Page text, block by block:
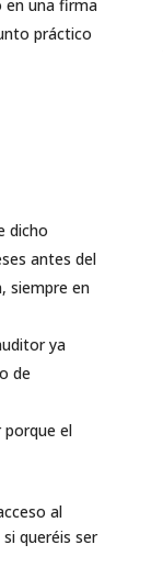
en una firma
práctico
dicho
antes del
siempre en
ya
de
porque el
al
queréis ser